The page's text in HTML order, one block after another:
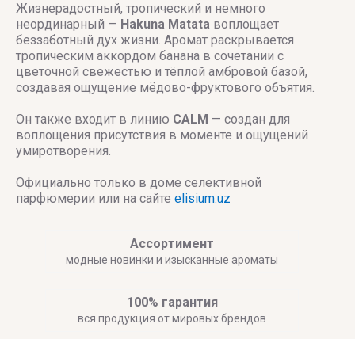
Жизнерадостный, тропический и немного
неординарный — Hakuna Matata воплощает
беззаботный дух жизни. Аромат раскрывается
тропическим аккордом банана в сочетании с
цветочной свежестью и тёплой амбровой базой,
создавая ощущение мёдово-фруктового объятия.
Он также входит в линию CALM — создан для
воплощения присутствия в моменте и ощущений
умиротворения.
Официально только в доме селективной
парфюмерии или на сайте elisium.uz
Ассортимент
модные новинки и изысканные ароматы
100% гарантия
вся продукция от мировых брендов